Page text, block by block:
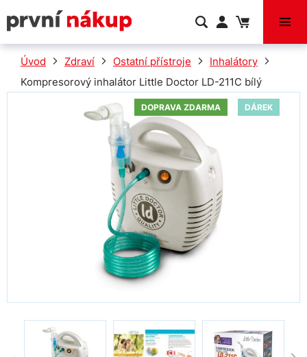
VÝPRODEJ
Úvod Zdraví Ostatní přístroje
Inhalátory
Kompresorový inhalátor Little Doctor LD-211C bílý
DOPRAVA ZDARMA DÁREK